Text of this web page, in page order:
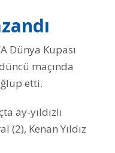
Dünya Kupası
maçında
etti.
ay-yıldızlı
Kenan Yıldız